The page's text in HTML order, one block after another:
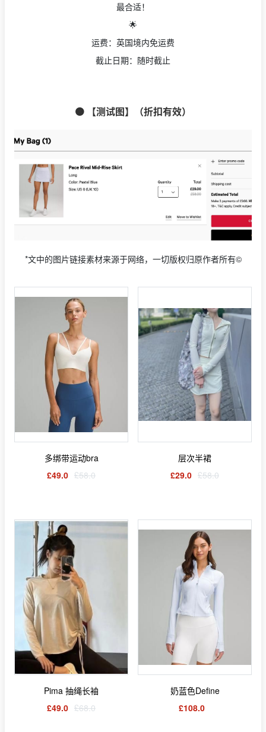
最合适！
🌟
运费：英国境内免运费
截止日期：随时截止
🟠 【测试图】（折扣有效）
*文中的图片链接素材来源于网络，一切版权归原作者所有©
多绑带运动bra
£49.0 £58.0
层次半裙
£29.0 £58.0
Pima 抽绳长袖
£49.0 £68.0
奶蓝色Define
£108.0